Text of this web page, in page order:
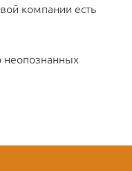
компании есть